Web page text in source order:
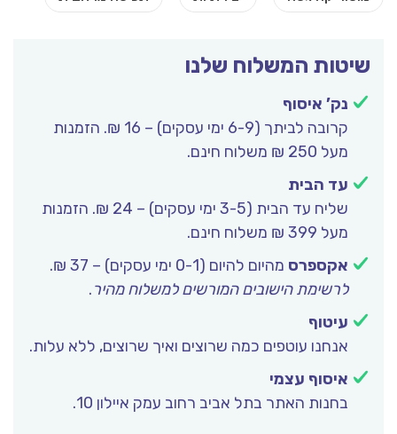
שיטות המשלוח שלנו
נק’ איסוף
קרובה לביתך (6-9 ימי עסקים) – 16 ₪. הזמנות
מעל 250 ₪ משלוח חינם.
עד הבית
שליח עד הבית (3-5 ימי עסקים) – 24 ₪. הזמנות
מעל 399 ₪ משלוח חינם.
אקספרס מהיום להיום (0-1 ימי עסקים) – 37 ₪.
לרשימת הישובים המורשים למשלוח מהיר.
עיטוף
אנחנו עוטפים כמה שרוצים ואיך שרוצים, ללא עלות.
איסוף עצמי
בחנות האתר בתל אביב רחוב עמק איילון 10.